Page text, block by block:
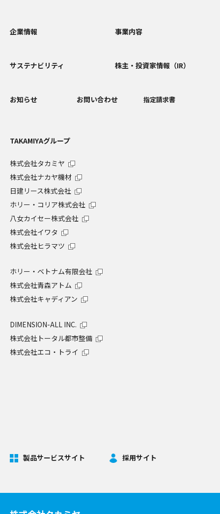
企業情報 事業内容
サステナビリティ 株主・投資家情報（IR）
お知らせ お問い合わせ 指定請求書
TAKAMIYAグループ
株式会社タカミヤ
株式会社ナカヤ機材
日建リース株式会社
ホリー・コリア株式会社
八女カイセー株式会社
株式会社イワタ
株式会社ヒラマツ
ホリー・ベトナム有限会社
株式会社青森アトム
株式会社キャディアン
DIMENSION-ALL INC.
株式会社トータル都市整備
株式会社エコ・トライ
製品サービスサイト 採用サイト